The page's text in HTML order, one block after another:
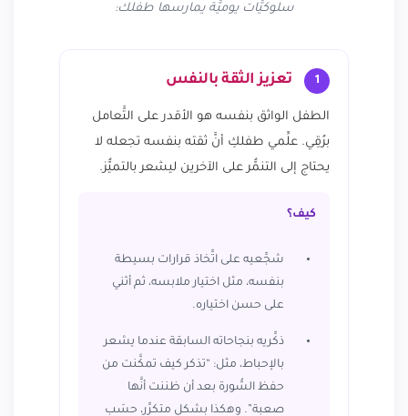
سلوكيَّات يوميَّة يمارسها طفلك:
1 تعزيز الثقة بالنفس
الطفل الواثق بنفسه هو الأقدر على التَّعامل
برُقِي. علِّمي طفلكِ أنَّ ثقته بنفسه تجعله لا
يحتاج إلى التنمُّر على الآخرين ليشعر بالتميُّز.
كيف؟
شجِّعيه على اتِّخاذ قرارات بسيطة
بنفسه، مثل اختيار ملابسه، ثم أثني
على حسن اختياره.
ذكِّريه بنجاحاته السابقة عندما يشعر
بالإحباط، مثل: “تذكر كيف تمكَّنت من
حفظ السُّورة بعد أن ظننت أنَّها
صعبة”. وهكذا بشكل متكرِّر، حسَب